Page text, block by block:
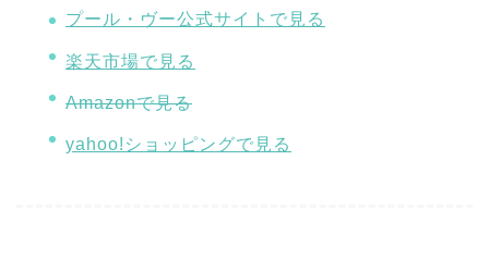
プール・ヴー公式サイトで見る
楽天市場で見る
Amazonで見る
yahoo!ショッピングで見る